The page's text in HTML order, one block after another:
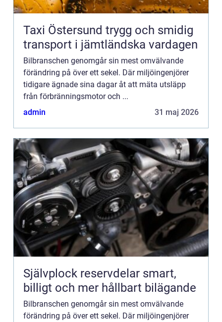
Taxi Östersund trygg och smidig
transport i jämtländska vardagen
Bilbranschen genomgår sin mest omvälvande
förändring på över ett sekel. Där miljöingenjörer
tidigare ägnade sina dagar åt att mäta utsläpp
från förbränningsmotor och ...
admin
31 maj 2026
Självplock reservdelar smart,
billigt och mer hållbart bilägande
Bilbranschen genomgår sin mest omvälvande
förändring på över ett sekel. Där miljöingenjörer